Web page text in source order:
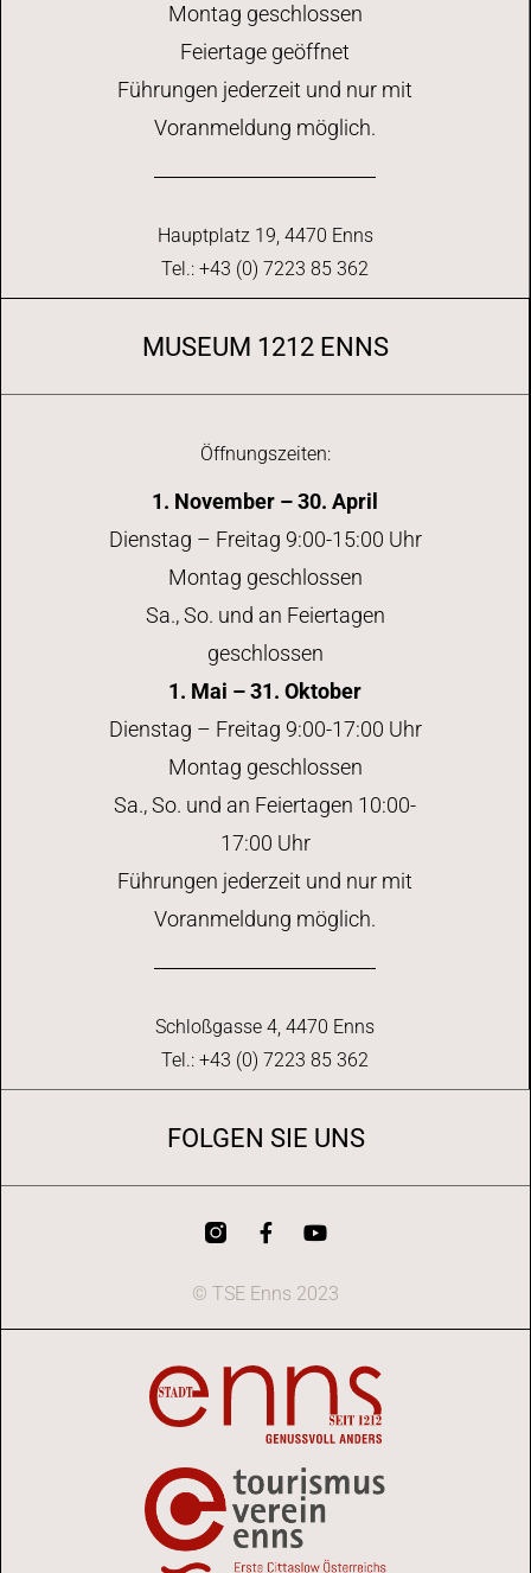
Montag geschlossen
Feiertage geöffnet
Führungen jederzeit und nur mit
Voranmeldung möglich.
Hauptplatz 19, 4470 Enns
Tel.: +43 (0) 7223 85 362
MUSEUM 1212 ENNS
Öffnungszeiten:
1. November – 30. April
Dienstag – Freitag 9:00-15:00 Uhr
Montag geschlossen
Sa., So. und an Feiertagen
geschlossen
1. Mai – 31. Oktober
Dienstag – Freitag 9:00-17:00 Uhr
Montag geschlossen
Sa., So. und an Feiertagen 10:00-
17:00 Uhr
Führungen jederzeit und nur mit
Voranmeldung möglich.
Schloßgasse 4, 4470 Enns
Tel.: +43 (0) 7223 85 362
FOLGEN SIE UNS
© TSE Enns 2023